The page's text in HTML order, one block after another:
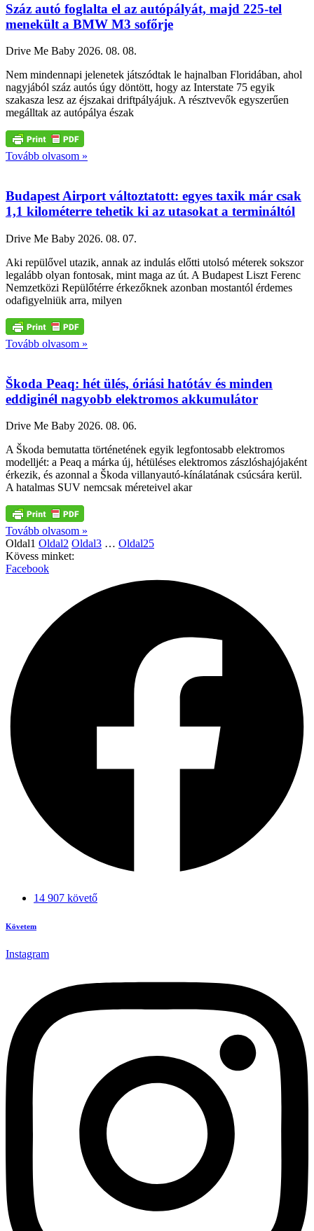
Száz autó foglalta el az autópályát, majd 225-tel
menekült a BMW M3 sofőrje
Drive Me Baby 2026. 08. 08.
Nem mindennapi jelenetek játszódtak le hajnalban Floridában, ahol
nagyjából száz autós úgy döntött, hogy az Interstate 75 egyik
szakasza lesz az éjszakai driftpályájuk. A résztvevők egyszerűen
megálltak az autópálya észak
Tovább olvasom »
Budapest Airport változtatott: egyes taxik már csak
1,1 kilométerre tehetik ki az utasokat a termináltól
Drive Me Baby 2026. 08. 07.
Aki repülővel utazik, annak az indulás előtti utolsó méterek sokszor
legalább olyan fontosak, mint maga az út. A Budapest Liszt Ferenc
Nemzetközi Repülőtérre érkezőknek azonban mostantól érdemes
odafigyelniük arra, milyen
Tovább olvasom »
Škoda Peaq: hét ülés, óriási hatótáv és minden
eddiginél nagyobb elektromos akkumulátor
Drive Me Baby 2026. 08. 06.
A Škoda bemutatta történetének egyik legfontosabb elektromos
modelljét: a Peaq a márka új, hétüléses elektromos zászlóshajójaként
érkezik, és azonnal a Škoda villanyautó-kínálatának csúcsára kerül.
A hatalmas SUV nemcsak méreteivel akar
Tovább olvasom »
Oldal1 Oldal2 Oldal3 … Oldal25
Kövess minket:
Facebook
14 907 követő
Követem
Instagram